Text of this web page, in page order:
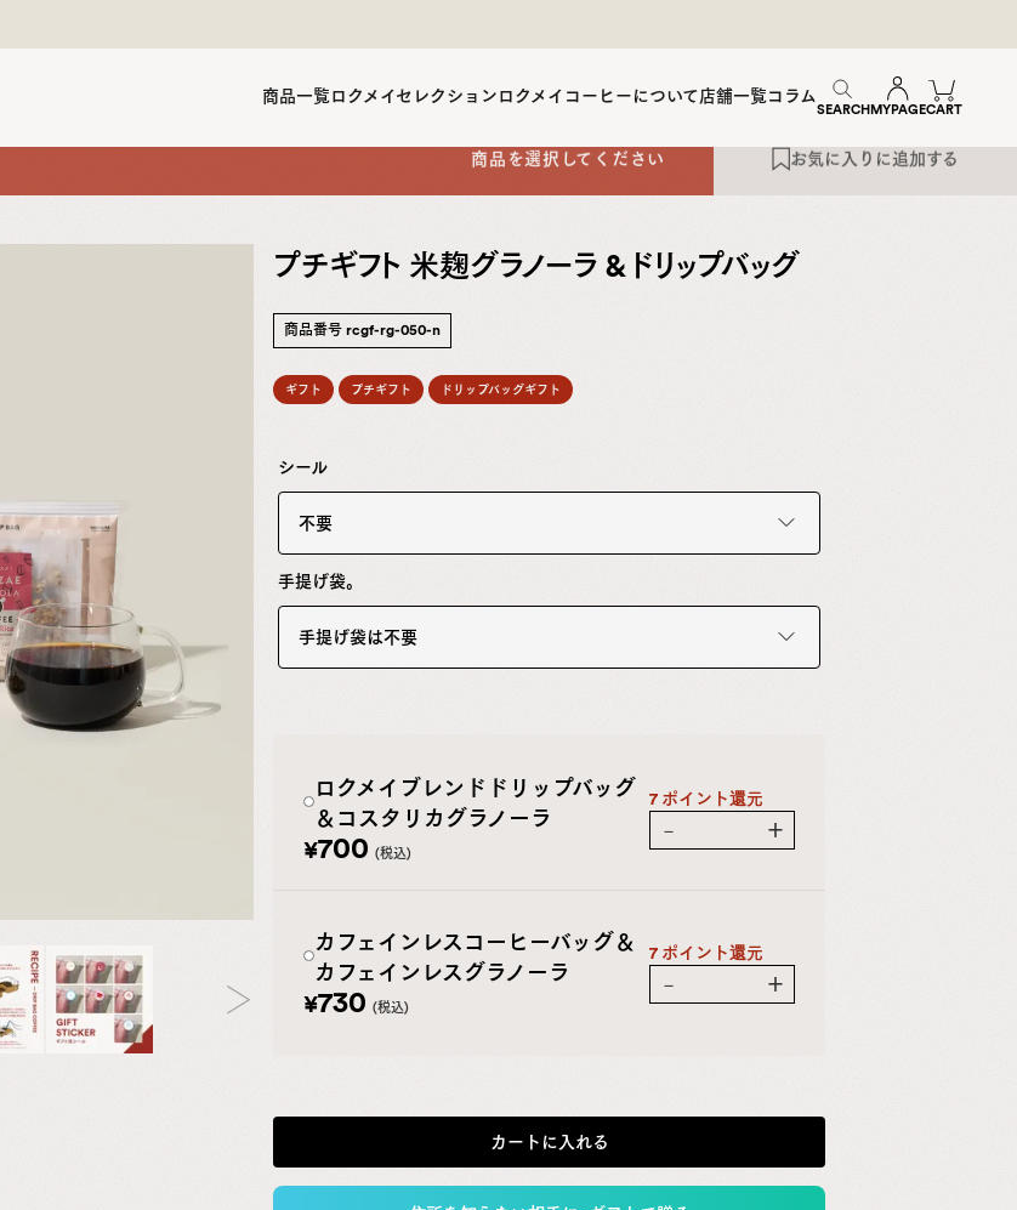
商品一覧ロクメイセレクションロクメイコーヒーについて店舗一覧コラム
SEARCHMYPAGECART
プチギフト 米麹グラノーラ & ドリップバッグ
商品番号 rcgf-rg-050-n
ギフト プチギフト ドリップバッグギフト
シール
不要
手提げ袋。
手提げ袋は不要
ロクメイブレンドドリップバッグ
＆コスタリカグラノーラ
¥700 税込
7 ポイント還元
－ ＋
カフェインレスコーヒーバッグ＆
カフェインレスグラノーラ
¥730 税込
7 ポイント還元
－ ＋
カートに入れる